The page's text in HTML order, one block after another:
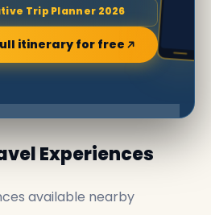
Trip Planner 2026
itinerary for free
Experiences
available nearby